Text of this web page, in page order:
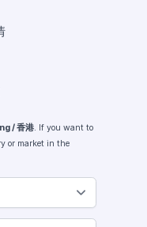
/ 香港. If you want to
or market in the